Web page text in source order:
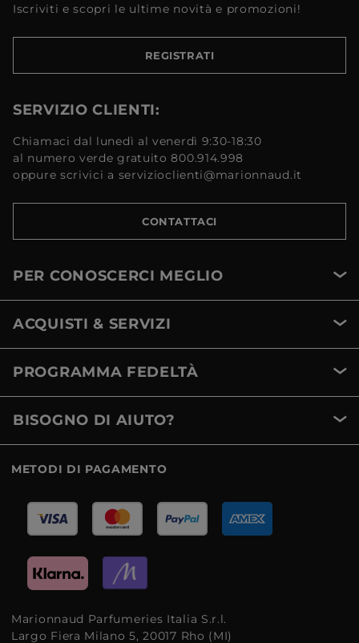
Iscriviti e scopri le ultime novità e promozioni!
REGISTRATI
SERVIZIO CLIENTI:
Chiamaci dal lunedì al venerdì 9:30-18:30
al numero verde gratuito 800.914.998
oppure scrivici a servizioclienti@marionnaud.it
CONTATTACI
PER CONOSCERCI MEGLIO
ACQUISTI & SERVIZI
PROGRAMMA FEDELTÀ
BISOGNO DI AIUTO?
METODI DI PAGAMENTO
Marionnaud Parfumeries Italia S.r.l.
Largo Fiera Milano 5, 20017 Rho (MI)